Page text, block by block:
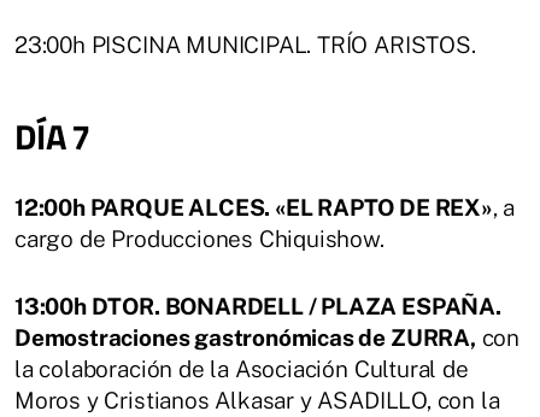
23:00h PISCINA MUNICIPAL. TRÍO ARISTOS.
DÍA 7
12:00h PARQUE ALCES. «EL RAPTO DE REX», a
cargo de Producciones Chiquishow.
13:00h DTOR. BONARDELL / PLAZA ESPAÑA.
Demostraciones gastronómicas de ZURRA, con
la colaboración de la Asociación Cultural de
Moros y Cristianos Alkasar y ASADILLO, con la